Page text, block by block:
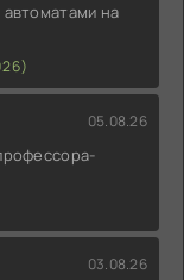
на
05.08.26
03.08.26